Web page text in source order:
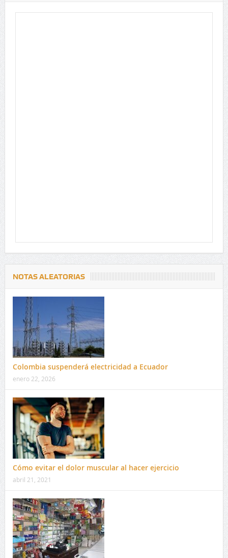
NOTAS ALEATORIAS
Colombia suspenderá electricidad a Ecuador
enero 22, 2026
Cómo evitar el dolor muscular al hacer ejercicio
abril 21, 2021